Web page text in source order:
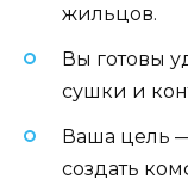
жильцов.
Вы готовы
сушки и
Ваша цель
создать